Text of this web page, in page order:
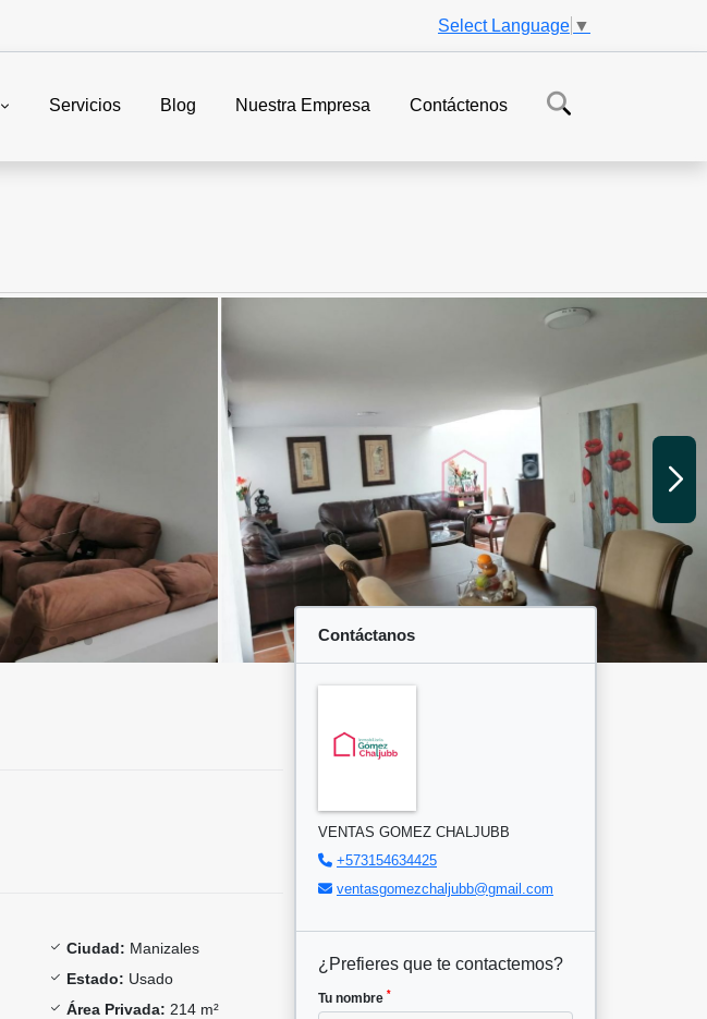
Select Language ▼
Servicios Blog Nuestra Empresa Contáctenos
Ciudad: Manizales
Estado: Usado
Área Privada: 214 m²
Contáctanos
VENTAS GOMEZ CHALJUBB
+573154634425
ventasgomezchaljubb@gmail.com
¿Prefieres que te contactemos?
Tu nombre *